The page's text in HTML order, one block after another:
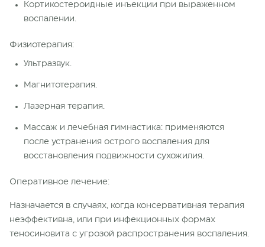
Кортикостероидные инъекции при выраженном
воспалении.
Физиотерапия:
Ультразвук.
Магнитотерапия.
Лазерная терапия.
Массаж и лечебная гимнастика: применяются
после устранения острого воспаления для
восстановления подвижности сухожилия.
Оперативное лечение:
Назначается в случаях, когда консервативная терапия
неэффективна, или при инфекционных формах
теносиновита с угрозой распространения воспаления.